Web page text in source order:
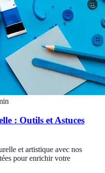
: Outils et Astuces
et artistique avec nos
pour enrichir votre